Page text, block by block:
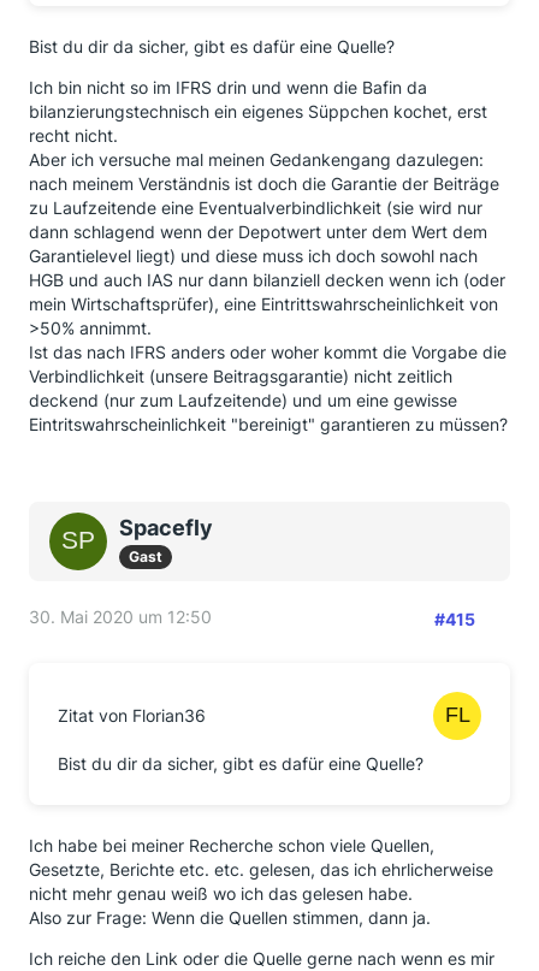
Bist du dir da sicher, gibt es dafür eine Quelle?
Ich bin nicht so im IFRS drin und wenn die Bafin da
bilanzierungstechnisch ein eigenes Süppchen kochet, erst
recht nicht.
Aber ich versuche mal meinen Gedankengang dazulegen:
nach meinem Verständnis ist doch die Garantie der Beiträge
zu Laufzeitende eine Eventualverbindlichkeit (sie wird nur
dann schlagend wenn der Depotwert unter dem Wert dem
Garantielevel liegt) und diese muss ich doch sowohl nach
HGB und auch IAS nur dann bilanziell decken wenn ich (oder
mein Wirtschaftsprüfer), eine Eintrittswahrscheinlichkeit von
>50% annimmt.
Ist das nach IFRS anders oder woher kommt die Vorgabe die
Verbindlichkeit (unsere Beitragsgarantie) nicht zeitlich
deckend (nur zum Laufzeitende) und um eine gewisse
Eintritswahrscheinlichkeit "bereinigt" garantieren zu müssen?
Spacefly
Gast
30. Mai 2020 um 12:50 #415
Zitat von Florian36
Bist du dir da sicher, gibt es dafür eine Quelle?
Ich habe bei meiner Recherche schon viele Quellen,
Gesetzte, Berichte etc. etc. gelesen, das ich ehrlicherweise
nicht mehr genau weiß wo ich das gelesen habe.
Also zur Frage: Wenn die Quellen stimmen, dann ja.
Ich reiche den Link oder die Quelle gerne nach wenn es mir